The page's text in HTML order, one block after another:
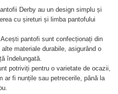
Derby au un design simplu și
cu șireturi și limba pantofului
pantofi sunt confecționați din
materiale durabile, asigurând o
îndelungată.
potriviți pentru o varietate de ocazii,
ar fi nunțile sau petrecerile, până la